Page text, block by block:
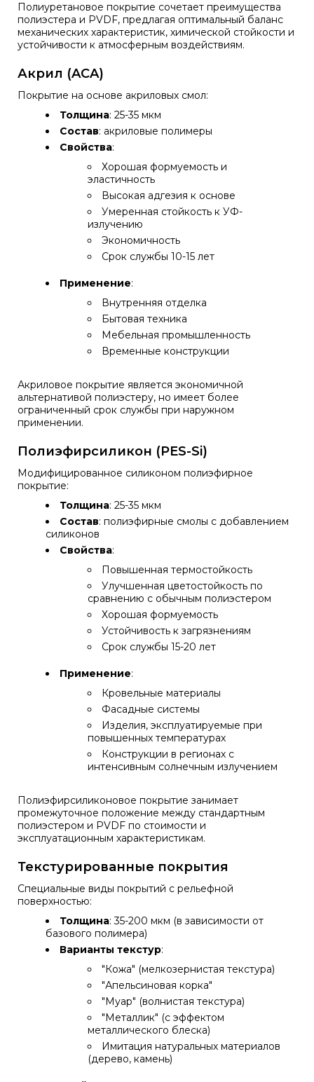
Полиуретановое покрытие сочетает преимущества
полиэстера и PVDF, предлагая оптимальный баланс
механических характеристик, химической стойкости и
устойчивости к атмосферным воздействиям.
Акрил (ACA)
Покрытие на основе акриловых смол:
Толщина: 25-35 мкм
Состав: акриловые полимеры
Свойства:
Хорошая формуемость и
эластичность
Высокая адгезия к основе
Умеренная стойкость к УФ-
излучению
Экономичность
Срок службы 10-15 лет
Применение:
Внутренняя отделка
Бытовая техника
Мебельная промышленность
Временные конструкции
Акриловое покрытие является экономичной
альтернативой полиэстеру, но имеет более
ограниченный срок службы при наружном
применении.
Полиэфирсиликон (PES-Si)
Модифицированное силиконом полиэфирное
покрытие:
Толщина: 25-35 мкм
Состав: полиэфирные смолы с добавлением
силиконов
Свойства:
Повышенная термостойкость
Улучшенная цветостойкость по
сравнению с обычным полиэстером
Хорошая формуемость
Устойчивость к загрязнениям
Срок службы 15-20 лет
Применение:
Кровельные материалы
Фасадные системы
Изделия, эксплуатируемые при
повышенных температурах
Конструкции в регионах с
интенсивным солнечным излучением
Полиэфирсиликоновое покрытие занимает
промежуточное положение между стандартным
полиэстером и PVDF по стоимости и
эксплуатационным характеристикам.
Текстурированные покрытия
Специальные виды покрытий с рельефной
поверхностью:
Толщина: 35-200 мкм (в зависимости от
базового полимера)
Варианты текстур:
"Кожа" (мелкозернистая текстура)
"Апельсиновая корка"
"Муар" (волнистая текстура)
"Металлик" (с эффектом
металлического блеска)
Имитация натуральных материалов
(дерево, камень)